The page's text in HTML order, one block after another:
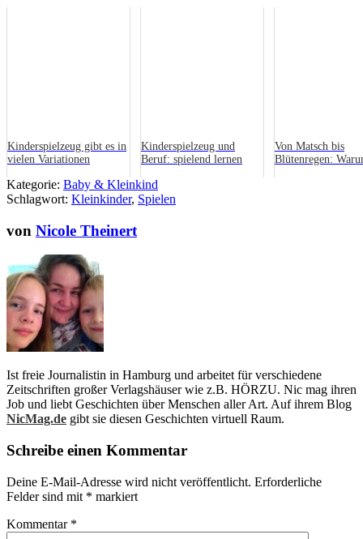
Kinderspielzeug gibt es in
vielen Variationen
Kinderspielzeug und
Beruf: spielend lernen
Von Matsch bis
Blütenregen:
Kategorie: Baby & Kleinkind
Schlagwort: Kleinkinder, Spielen
von Nicole Theinert
Ist freie Journalistin in Hamburg und arbeitet für verschiedene
Zeitschriften großer Verlagshäuser wie z.B. HÖRZU. Nic mag ihren
Job und liebt Geschichten über Menschen aller Art. Auf ihrem Blog
NicMag.de gibt sie diesen Geschichten virtuell Raum.
Schreibe einen Kommentar
Deine E-Mail-Adresse wird nicht veröffentlicht. Erforderliche
Felder sind mit * markiert
Kommentar *